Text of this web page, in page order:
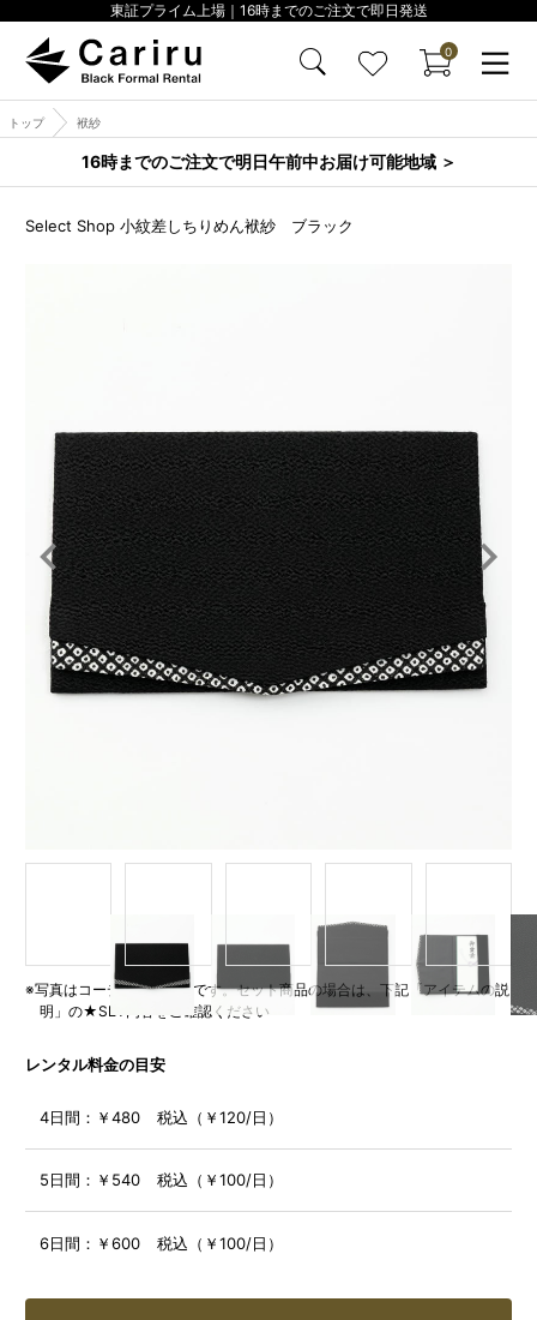
東証プライム上場｜16時までのご注文で即日発送
0
トップ 袱紗
16時までのご注文で明日午前中お届け可能地域 ＞
Select Shop 小紋差しちりめん袱紗 ブラック
※写真はコーディネート例です。セット商品の場合は、下記「アイテムの説
明」の★SET内容をご確認ください
レンタル料金の目安
4日間： ￥480 税込（￥120/日）
5日間： ￥540 税込（￥100/日）
6日間： ￥600 税込（￥100/日）